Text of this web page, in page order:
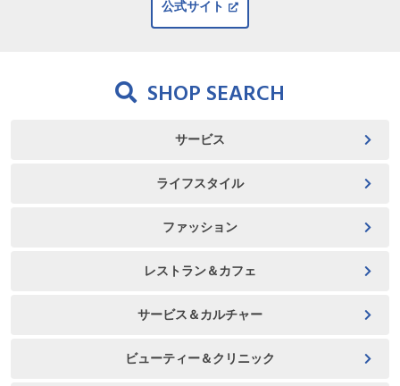
公式サイト
SHOP SEARCH
サービス
ライフスタイル
ファッション
レストラン＆カフェ
サービス＆カルチャー
ビューティー＆クリニック